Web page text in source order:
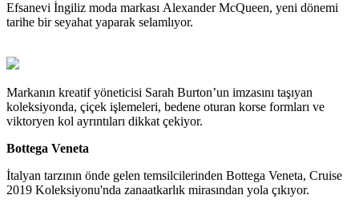
Efsanevi İngiliz moda markası Alexander McQueen, yeni dönemi
tarihe bir seyahat yaparak selamlıyor.
Markanın kreatif yöneticisi Sarah Burton’un imzasını taşıyan
koleksiyonda, çiçek işlemeleri, bedene oturan korse formları ve
viktoryen kol ayrıntıları dikkat çekiyor.
Bottega Veneta
İtalyan tarzının önde gelen temsilcilerinden Bottega Veneta, Cruise
2019 Koleksiyonu'nda zanaatkarlık mirasından yola çıkıyor.